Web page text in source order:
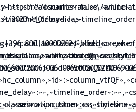
\/oscarherran.es\/
2020\/10\/medidas-